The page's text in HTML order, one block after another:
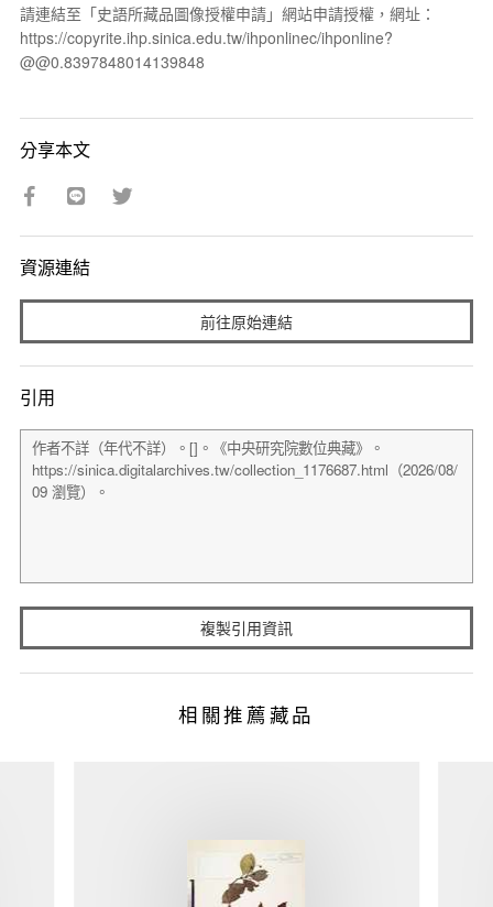
請連結至「史語所藏品圖像授權申請」網站申請授權，網址：
https://copyrite.ihp.sinica.edu.tw/ihponlinec/ihponline?
@@0.8397848014139848
分享本文
資源連結
前往原始連結
引用
複製引用資訊
相關推薦藏品